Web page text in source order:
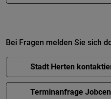
Bei Fragen melden Sie sich
Stadt Herten
Terminanfrage